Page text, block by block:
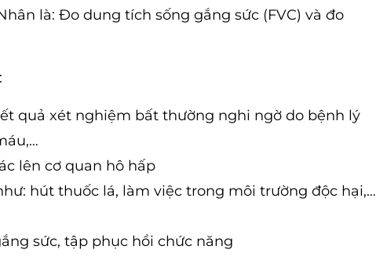
là: Đo dung tích sống gắng sức (FVC) và đo
quả xét nghiệm bất thường nghi ngờ do bệnh lý
lên cơ quan hô hấp
hút thuốc lá, làm việc trong môi trường độc hại,…
sức, tập phục hồi chức năng